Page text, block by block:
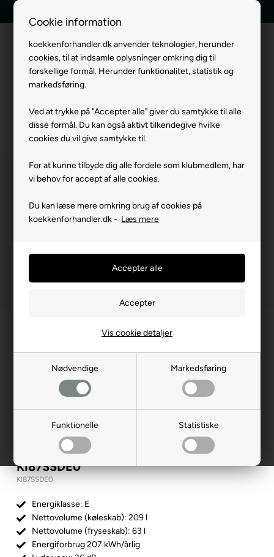
Cookie information
koekkenforhandler.dk anvender teknologier, herunder
cookies, til at indsamle oplysninger omkring dig til
forskellige formål. Herunder funktionalitet, statistik og
markedsføring.
Ved at trykke på "Accepter alle" giver du samtykke til alle
disse formål. Du kan også aktivt tilkendegive hvilke
cookies du vil give samtykke til.
For at kunne tilbyde dig alle fordele som klubmedlem, har
vi behov for accept af alle cookies.
Du kan læse mere omkring brug af cookies på
koekkenforhandler.dk - Læs mere
Nødvendige Markedsføring
Funktionelle Statistiske
Vis cookie detaljer
Menu
Forside»Mærker » Siemens Studioline Hvidevarer
Siemens integrerbar køle-fryseskab |
KI87SSDE0
KI87SSDE0
Energiklasse: E
Nettovolume (køleskab): 209 l
Nettovolume (fryseskab): 63 l
Energiforbrug 207 kWh/årlig